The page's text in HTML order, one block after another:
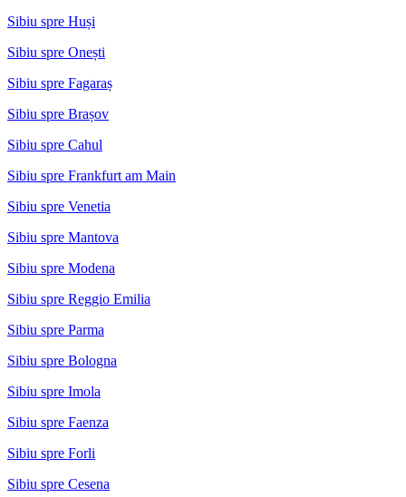
Sibiu spre Huși
Sibiu spre Onești
Sibiu spre Fagaraș
Sibiu spre Brașov
Sibiu spre Cahul
Sibiu spre Frankfurt am Main
Sibiu spre Venetia
Sibiu spre Mantova
Sibiu spre Modena
Sibiu spre Reggio Emilia
Sibiu spre Parma
Sibiu spre Bologna
Sibiu spre Imola
Sibiu spre Faenza
Sibiu spre Forli
Sibiu spre Cesena